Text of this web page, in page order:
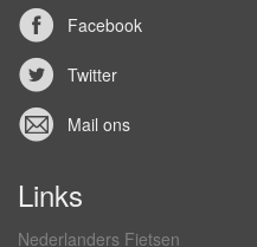
Facebook
Twitter
Mail ons
Links
Nederlanders Fietsen